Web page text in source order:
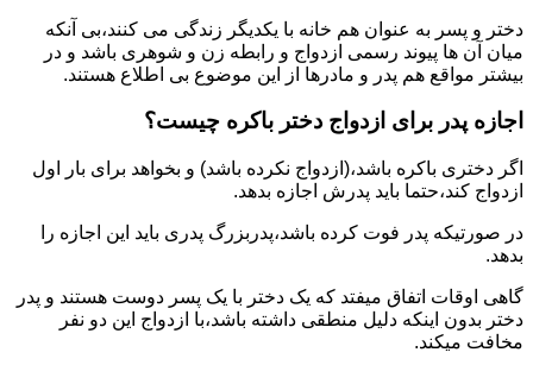
دختر و پسر به عنوان هم خانه با یکدیگر زندگی می کنند،بی آنکه
میان آن ها پیوند رسمی ازدواج و رابطه زن و شوهری باشد و در
بیشتر مواقع هم پدر و مادرها از این موضوع بی اطلاع هستند.
اجازه پدر برای ازدواج دختر باکره چیست؟
اگر دختری باکره باشد،(ازدواج نکرده باشد) و بخواهد برای بار اول
ازدواج کند،حتما باید پدرش اجازه بدهد.
در صورتیکه پدر فوت کرده باشد،پدربزرگ پدری باید این اجازه را
بدهد.
گاهی اوقات اتفاق میفتد که یک دختر با یک پسر دوست هستند و پدر
دختر بدون اینکه دلیل منطقی داشته باشد،با ازدواج این دو نفر
مخافت میکند.